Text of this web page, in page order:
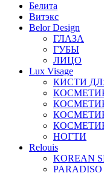
Белита
Витэкс
Belor Design
ГЛАЗА
ГУБЫ
ЛИЦО
Lux Visage
КИСТИ
НОГТИ
Relouis
KOREAN
PARADISO